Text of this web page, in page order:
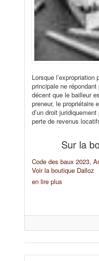
Lorsque
principale ne
décent que le bailleur
preneur, le propriétaire
d’un droit
perte de revenus
Sur la
Code des baux 2023,
Voir la boutique Dalloz
en lire plus